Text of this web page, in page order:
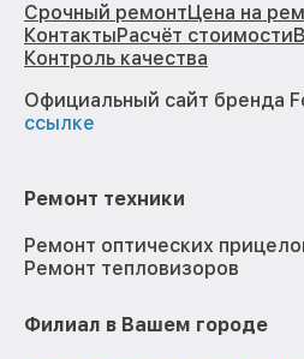
Срочный ремонтЦена на
КонтактыРасчёт стоимости
Контроль качества
Официальный сайт бренда
ссылке
Ремонт техники
Ремонт оптических
Ремонт тепловизоров
Филиал в Вашем городе